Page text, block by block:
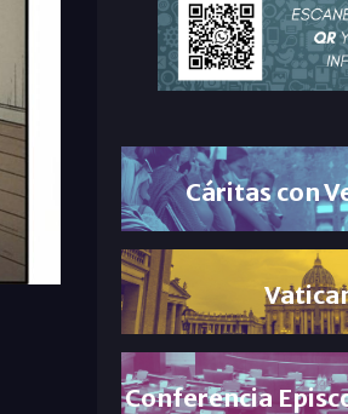
Cáritas con
Conferencia